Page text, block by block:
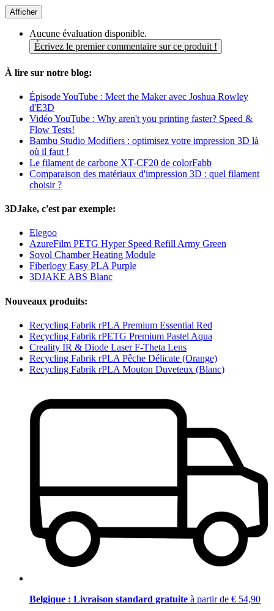
Afficher
Aucune évaluation disponible.
Écrivez le premier commentaire sur ce produit !
À lire sur notre blog:
Épisode YouTube : Meet the Maker avec Joshua Rowley
d'E3D
Vidéo YouTube : Why aren't you printing faster? Speed &
Flow Tests!
Bambu Studio Modifiers : optimisez votre impression 3D là
où il faut !
Le filament de carbone XT-CF20 de colorFabb
Comparaison des matériaux d'impression 3D : quel filament
choisir ?
3DJake, c'est par exemple:
Elegoo
AzureFilm PETG Hyper Speed Refill Army Green
Sovol Chamber Heating Module
Fiberlogy Easy PLA Purple
3DJAKE ABS Blanc
Nouveaux produits:
Recycling Fabrik rPLA Premium Essential Red
Recycling Fabrik rPETG Premium Pastel Aqua
Creality IR & Diode Laser F-Theta Lens
Recycling Fabrik rPLA Pêche Délicate (Orange)
Recycling Fabrik rPLA Mouton Duve­teux (Blanc)
Belgique : Livraison standard gratuite à partir de € 54,90